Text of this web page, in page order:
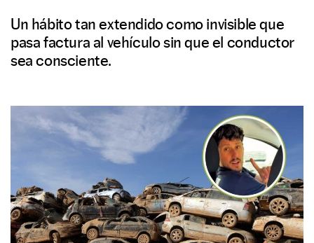
Un hábito tan extendido como invisible que
pasa factura al vehículo sin que el conductor
sea consciente.